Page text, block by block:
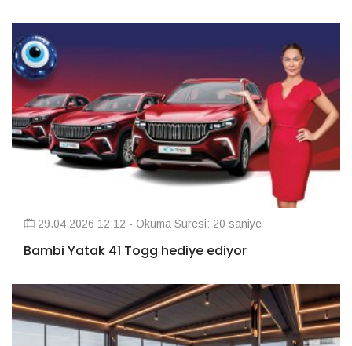
29.04.2026 12:12 - Okuma Süresi: 20 saniye
Bambi Yatak 41 Togg hediye ediyor